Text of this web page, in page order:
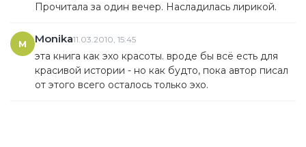
Прочитала за один вечер. Насладилась лирикой.
M Monika11.03.2010, 15:45
эта книга как эхо красоты. вроде бы всё есть для
красивой истории - но как будто, пока автор писал
от этого всего осталось только эхо.